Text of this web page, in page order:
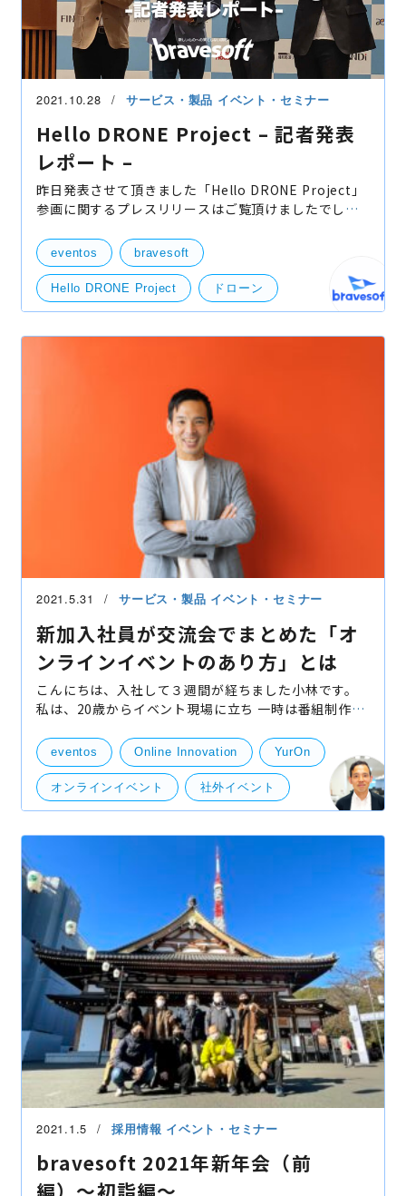
2021.10.28 サービス・製品 イベント・セミナー
Hello DRONE Project – 記者発表
レポート –
昨日発表させて頂きました「Hello DRONE Project」
参画に関するプレスリリースはご覧頂けましたでしょ
藤和那須リゾート株式会社様が主催するDRONE（ドロ
ーン）を
eventos bravesoft
Hello DRONE Project ドローン
2021.5.31 サービス・製品 イベント・セミナー
新加入社員が交流会でまとめた「オ
ンラインイベントのあり方」とは
こんにちは、入社して３週間が経ちました小林です。
私は、20歳からイベント現場に立ち 一時は番組制作に
ント事業に身を捧げてきました。 braveso
eventos Online Innovation YurOn
オンラインイベント 社外イベント
2021.1.5 採用情報 イベント・セミナー
bravesoft 2021年新年会（前